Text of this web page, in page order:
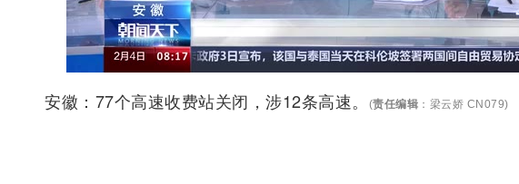
安徽：77个高速收费站关闭，涉12条高速。 (责任编辑 ：梁云娇 CN079)